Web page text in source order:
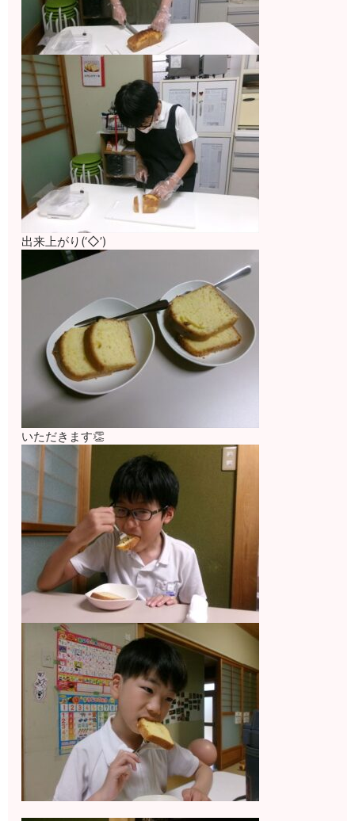
出来上がり(‘◇’)ゞ
いただきます👏